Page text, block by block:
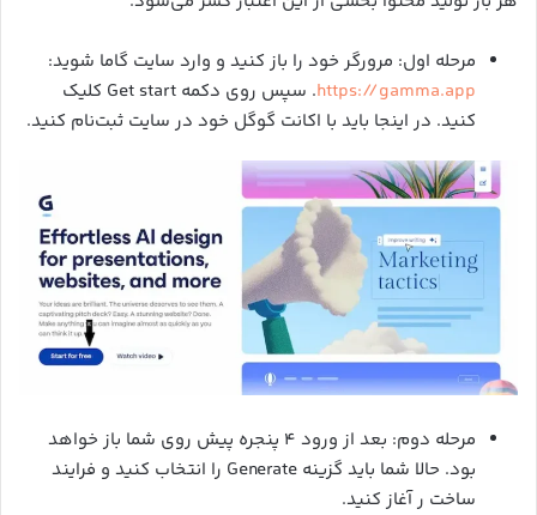
مرحله اول: مرورگر خود را باز کنید و وارد سایت گاما شوید:
https://gamma.app
. سپس روی دکمه Get start کلیک
کنید. در اینجا باید با اکانت گوگل خود در سایت ثبت‌نام کنید.
مرحله دوم: بعد از ورود ۴ پنجره پیش روی شما باز خواهد
بود. حالا شما باید گزینه Generate را انتخاب کنید و فرایند
ساخت ر آغاز کنید.